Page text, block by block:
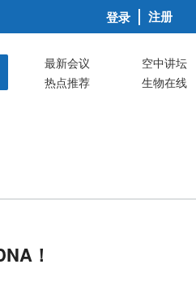
登录 注册
最新会议
空中讲坛
热点推荐
生物在线
！